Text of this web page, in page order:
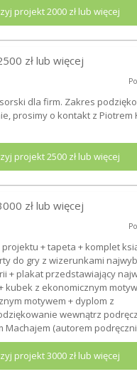
projekt2000 zł lub więcej
zł lub więcej
dla firm. Zakres
prosimy o kontakt z Piotrem
projekt2500 zł lub więcej
zł lub więcej
+ tapeta + komplet
do gry z wizerunkami
+ plakat przedstawiający
kubek z ekonomicznym
motywem + dyplom z
wewnątrz
Machajem (autorem
projekt3000 zł lub więcej